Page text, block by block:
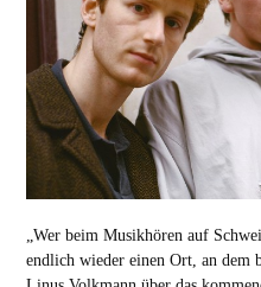
„Wer beim Musikhören auf
endlich wieder einen Ort, an dem